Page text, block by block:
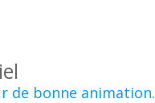
de bonne animation.